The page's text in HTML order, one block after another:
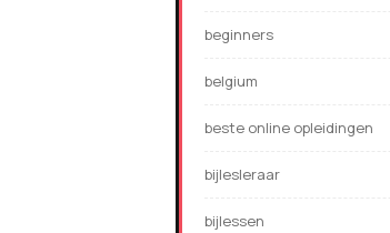
beginners
belgium
beste online opleidingen
bijlesleraar
bijlessen